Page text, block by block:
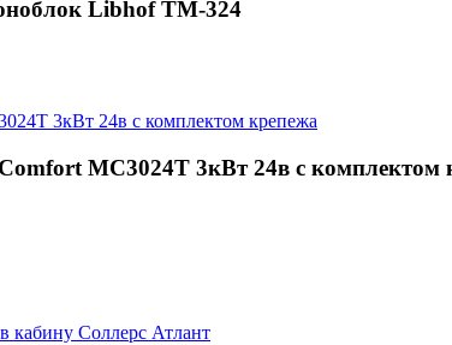
Libhof TM-324
MC3024T 3кВт 24в с комплектом